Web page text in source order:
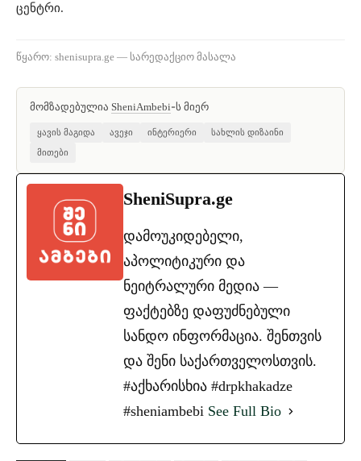
ცენტრი.
წყარო: shenisupra.ge — სარედაქციო მასალა
მომზადებულია SheniAmbebi-ს მიერ
ყავის მაგიდა ავეჯი ინტერიერი
სახლის დიზაინი
მითები
SheniSupra.ge
დამოუკიდებელი,
აპოლიტიკური და
ნეიტრალური მედია —
ფაქტებზე დაფუძნებული
სანდო ინფორმაცია. შენთვის
და შენი საქართველოსთვის.
#აქხარისხია #drpkhakadze
#sheniambebi See Full Bio